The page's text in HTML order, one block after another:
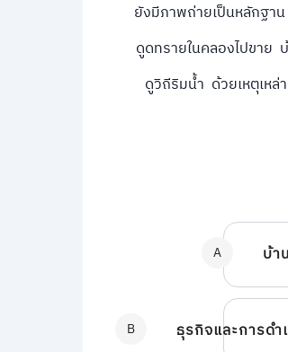
ยังมีภาพถ่ายเป็นหลักฐา
ดูดทรายในคลองไปขาย
ดูวิถีริมน้ำ ด้วยเหตุเหล่
A บ้า
B ธุรกิจและการด